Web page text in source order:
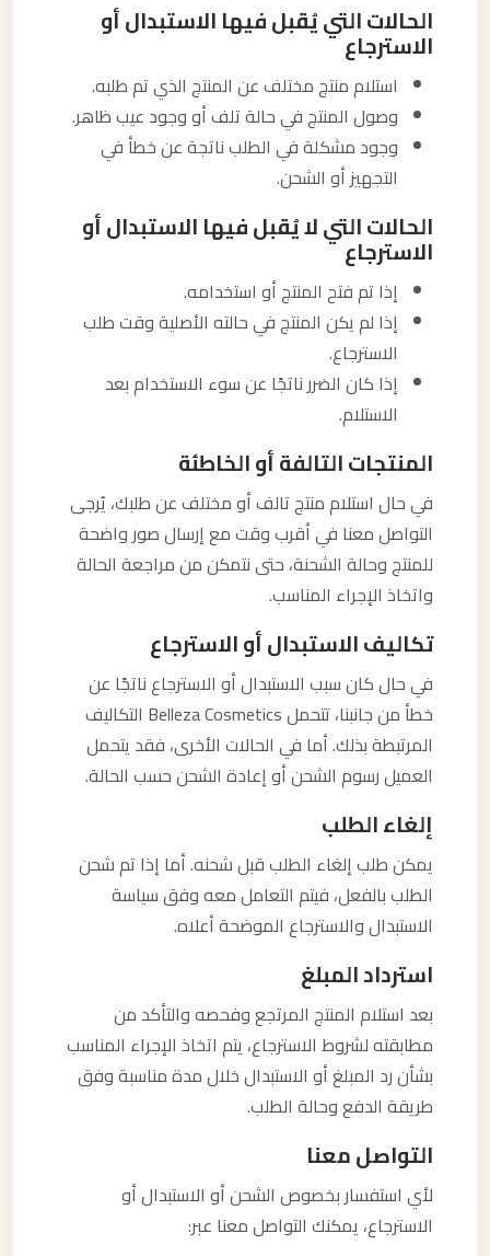
الحالات التي يُقبل فيها الاستبدال أو
الاسترجاع
استلام منتج مختلف عن المنتج الذي تم طلبه.
وصول المنتج في حالة تلف أو وجود عيب ظاهر.
وجود مشكلة في الطلب ناتجة عن خطأ في
التجهيز أو الشحن.
الحالات التي لا يُقبل فيها الاستبدال أو
الاسترجاع
إذا تم فتح المنتج أو استخدامه.
إذا لم يكن المنتج في حالته الأصلية وقت طلب
الاسترجاع.
إذا كان الضرر ناتجًا عن سوء الاستخدام بعد
الاستلام.
المنتجات التالفة أو الخاطئة
في حال استلام منتج تالف أو مختلف عن طلبك، يُرجى
التواصل معنا في أقرب وقت مع إرسال صور واضحة
للمنتج وحالة الشحنة، حتى نتمكن من مراجعة الحالة
واتخاذ الإجراء المناسب.
تكاليف الاستبدال أو الاسترجاع
في حال كان سبب الاستبدال أو الاسترجاع ناتجًا عن
خطأ من جانبنا، تتحمل Belleza Cosmetics التكاليف
المرتبطة بذلك. أما في الحالات الأخرى، فقد يتحمل
العميل رسوم الشحن أو إعادة الشحن حسب الحالة.
إلغاء الطلب
يمكن طلب إلغاء الطلب قبل شحنه. أما إذا تم شحن
الطلب بالفعل، فيتم التعامل معه وفق سياسة
الاستبدال والاسترجاع الموضحة أعلاه.
استرداد المبلغ
بعد استلام المنتج المرتجع وفحصه والتأكد من
مطابقته لشروط الاسترجاع، يتم اتخاذ الإجراء المناسب
بشأن رد المبلغ أو الاستبدال خلال مدة مناسبة وفق
طريقة الدفع وحالة الطلب.
التواصل معنا
لأي استفسار بخصوص الشحن أو الاستبدال أو
الاسترجاع، يمكنك التواصل معنا عبر: